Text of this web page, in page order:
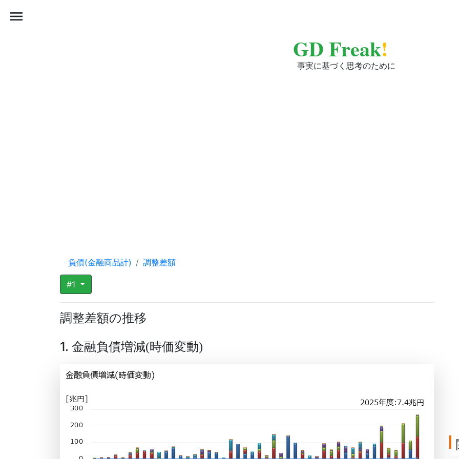
GD Freak!
事実に基づく思考のために
menu
負債(金融商品計) 調整差額
#1
調整差額の推移
1. 金融負債増減(時価変動)